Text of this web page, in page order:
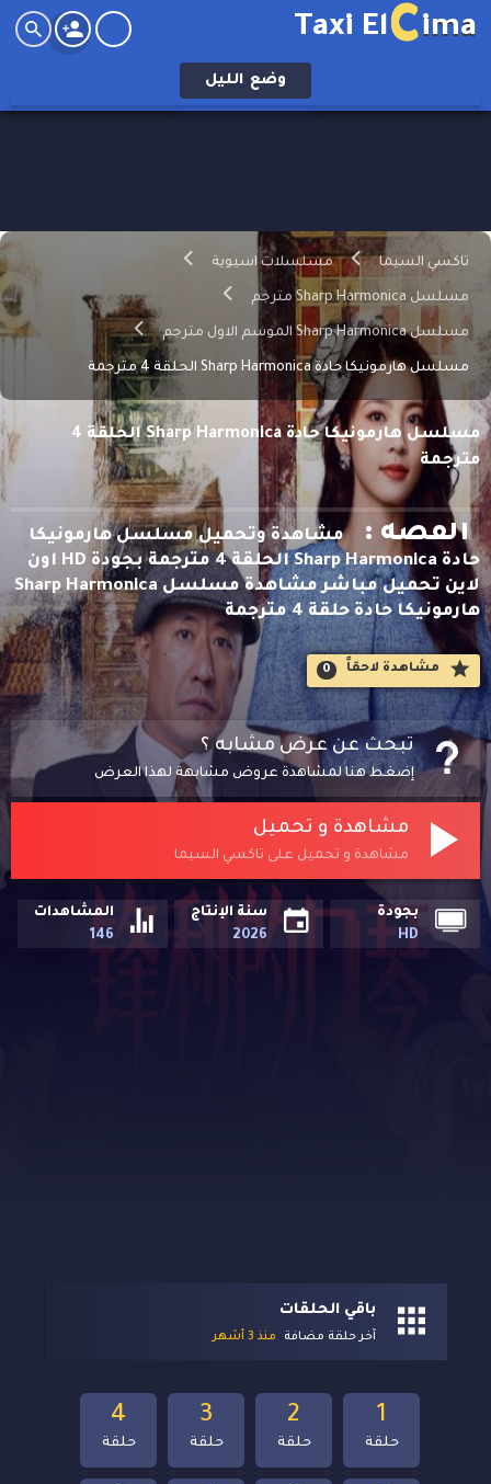
Taxi ElCima
وضع الليل
تاكسي السيما مسلسلات اسيوية
مسلسل Sharp Harmonica مترجم
مسلسل Sharp Harmonica الموسم الاول مترجم
مسلسل هارمونيكا حادة Sharp Harmonica الحلقة 4 مترجمة
مسلسل هارمونيكا حادة Sharp Harmonica الحلقة 4
مترجمة
القصه :
مشاهدة وتحميل مسلسل هارمونيكا
حادة Sharp Harmonica الحلقة 4 مترجمة بجودة HD اون
لاين تحميل مباشر مشاهدة مسلسل Sharp Harmonica
هارمونيكا حادة حلقة 4 مترجمة
مشاهدة لاحقاََ 0
تبحث عن عرض مشابه ؟
إضغط هنا لمشاهدة عروض مشابهة لهذا العرض
مشاهدة و تحميل
مشاهدة و تحميل على تاكسي السيما
بجودة
HD
سنة الإنتاج
2026
المشاهدات
146
باقي الحلقات
آخر حلقة مضافة منذ 3 أشهر
4
حلقة
3
حلقة
2
حلقة
1
حلقة